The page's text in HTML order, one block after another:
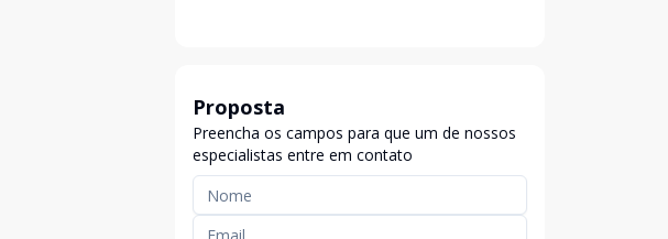
Proposta
Preencha os campos para que um de nossos
especialistas entre em contato